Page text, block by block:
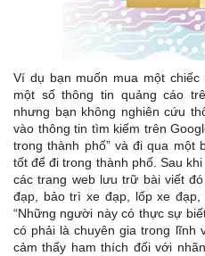
Ví dụ bạn muốn mua một
một số thông tin quảng cáo
nhưng bạn không nghiên cứu
vào thông tin tìm kiếm trên
trong thành phố” và đi qua một
tốt để đi trong thành phố. Sau
các trang web lưu trữ bài viết
đạp, bảo trì xe đạp, lốp xe
“Những người này có thực sự
có phải là chuyên gia trong lĩnh
cảm thấy ham thích đối với